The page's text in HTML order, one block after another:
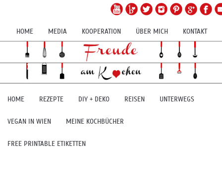
HOME MEDIA KOOPERATION ÜBER MICH KONTAKT
HOME REZEPTE DIY + DEKO REISEN UNTERWEGS
VEGAN IN WIEN MEINE KOCHBÜCHER
FREE PRINTABLE ETIKETTEN